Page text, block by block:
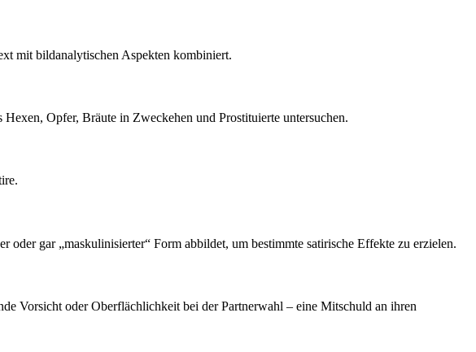
mit bildanalytischen Aspekten kombiniert.
Opfer, Bräute in Zweckehen und Prostituierte untersuchen.
oder gar „maskulinisierter“ Form abbildet, um bestimmte satirische Effekte zu erzielen.
Vorsicht oder Oberflächlichkeit bei der Partnerwahl – eine Mitschuld an ihren